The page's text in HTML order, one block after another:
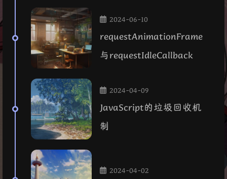
2024-06-10
requestAnimationFrame
与requestIdleCallback
2024-04-09
JavaScript的垃圾回收机
制
2024-04-02